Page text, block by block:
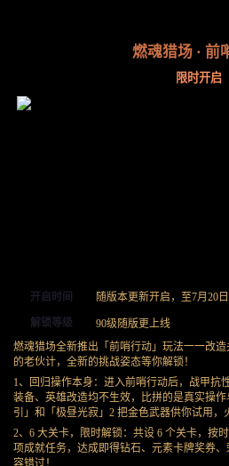
燃魂猎场 · 前
限时开启
开启时间 随版本更新开启，至7月20
解锁等级
90级随版更上线
燃魂猎场全新推出「前哨行动」玩法一一改
的老伙计，全新的挑战姿态等你解锁！
1、回归操作本身：进入前哨行动后，战甲抗
装备、英雄改造均不生效，比拼的是真实操
引」和「极昼光寂」2 把金色武器供你试用，
2、6 大关卡，限时解锁：共设 6 个关卡，按
项成就任务，达成即得钻石、元素卡牌奖券
容错过！